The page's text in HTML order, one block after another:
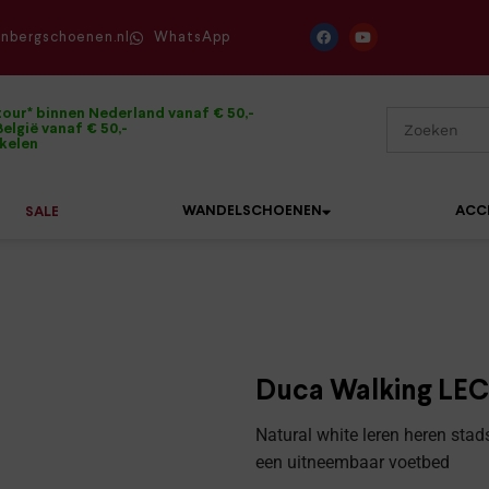
WhatsApp
binnen Nederland vanaf € 50,-
vanaf € 50,-
SALE WANDELSCHOENEN
Duca Walking
Natural white leren heren
een uitneembaar voetbed